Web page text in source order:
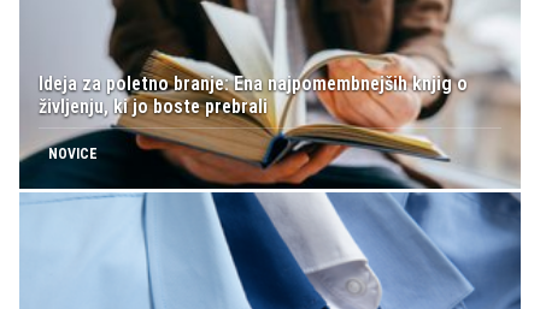
Ideja za poletno branje: Ena najpomembnejših knjig o
življenju, ki jo boste prebrali
NOVICE